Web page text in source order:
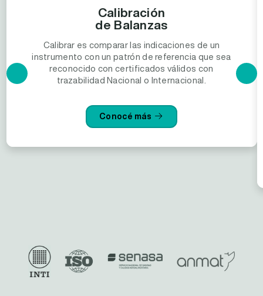
Calibración
de Balanzas
Calibrar es comparar las indicaciones de un
instrumento con un patrón de referencia que sea
reconocido con certificados válidos con
trazabilidad Nacional o Internacional.
Conocé más